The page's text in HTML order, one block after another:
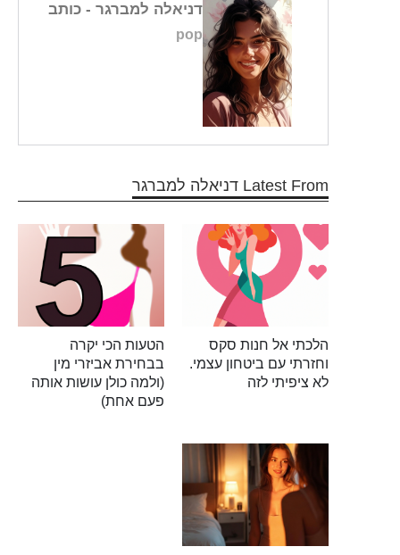
דניאלה למברגר - כותב
pop
Latest From דניאלה למברגר
הלכתי אל חנות סקס
וחזרתי עם ביטחון עצמי.
לא ציפיתי לזה
הטעות הכי יקרה
בבחירת אביזרי מין
(ולמה כולן עושות אותה
פעם אחת)